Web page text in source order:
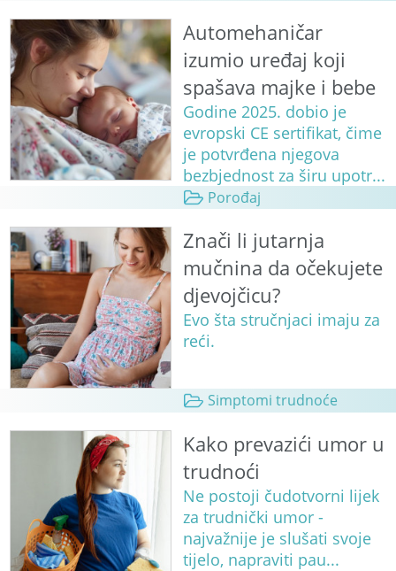
Automehaničar
izumio uređaj koji
spašava majke i bebe
Godine 2025. dobio je
evropski CE sertifikat, čime
je potvrđena njegova
bezbjednost za širu upotr...
Porođaj
Znači li jutarnja
mučnina da očekujete
djevojčicu?
Evo šta stručnjaci imaju za
reći.
Simptomi trudnoće
Kako prevazići umor u
trudnoći
Ne postoji čudotvorni lijek
za trudnički umor -
najvažnije je slušati svoje
tijelo, napraviti pau...